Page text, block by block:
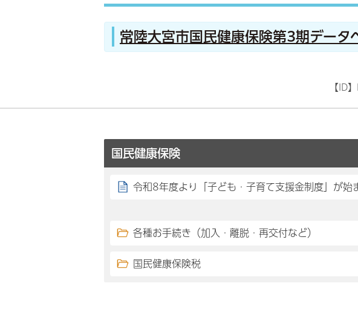
常陸大宮市国民健康保険第3期データ
【ID】
国民健康保険
令和8年度より「子ども・子育て支援金制度」が始
各種お手続き（加入・離脱・再交付など）
国民健康保険税